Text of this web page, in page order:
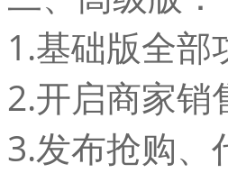
1.基础版全部
2.开启商家销
3.发布抢购、